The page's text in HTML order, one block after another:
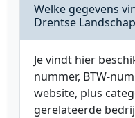
Welke gegevens
Drentse
Je vindt hier
nummer, BTW-
website, plus
gerelateerde